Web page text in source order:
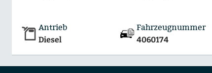
Antrieb
Diesel
Fahrzeugnummer
4060174